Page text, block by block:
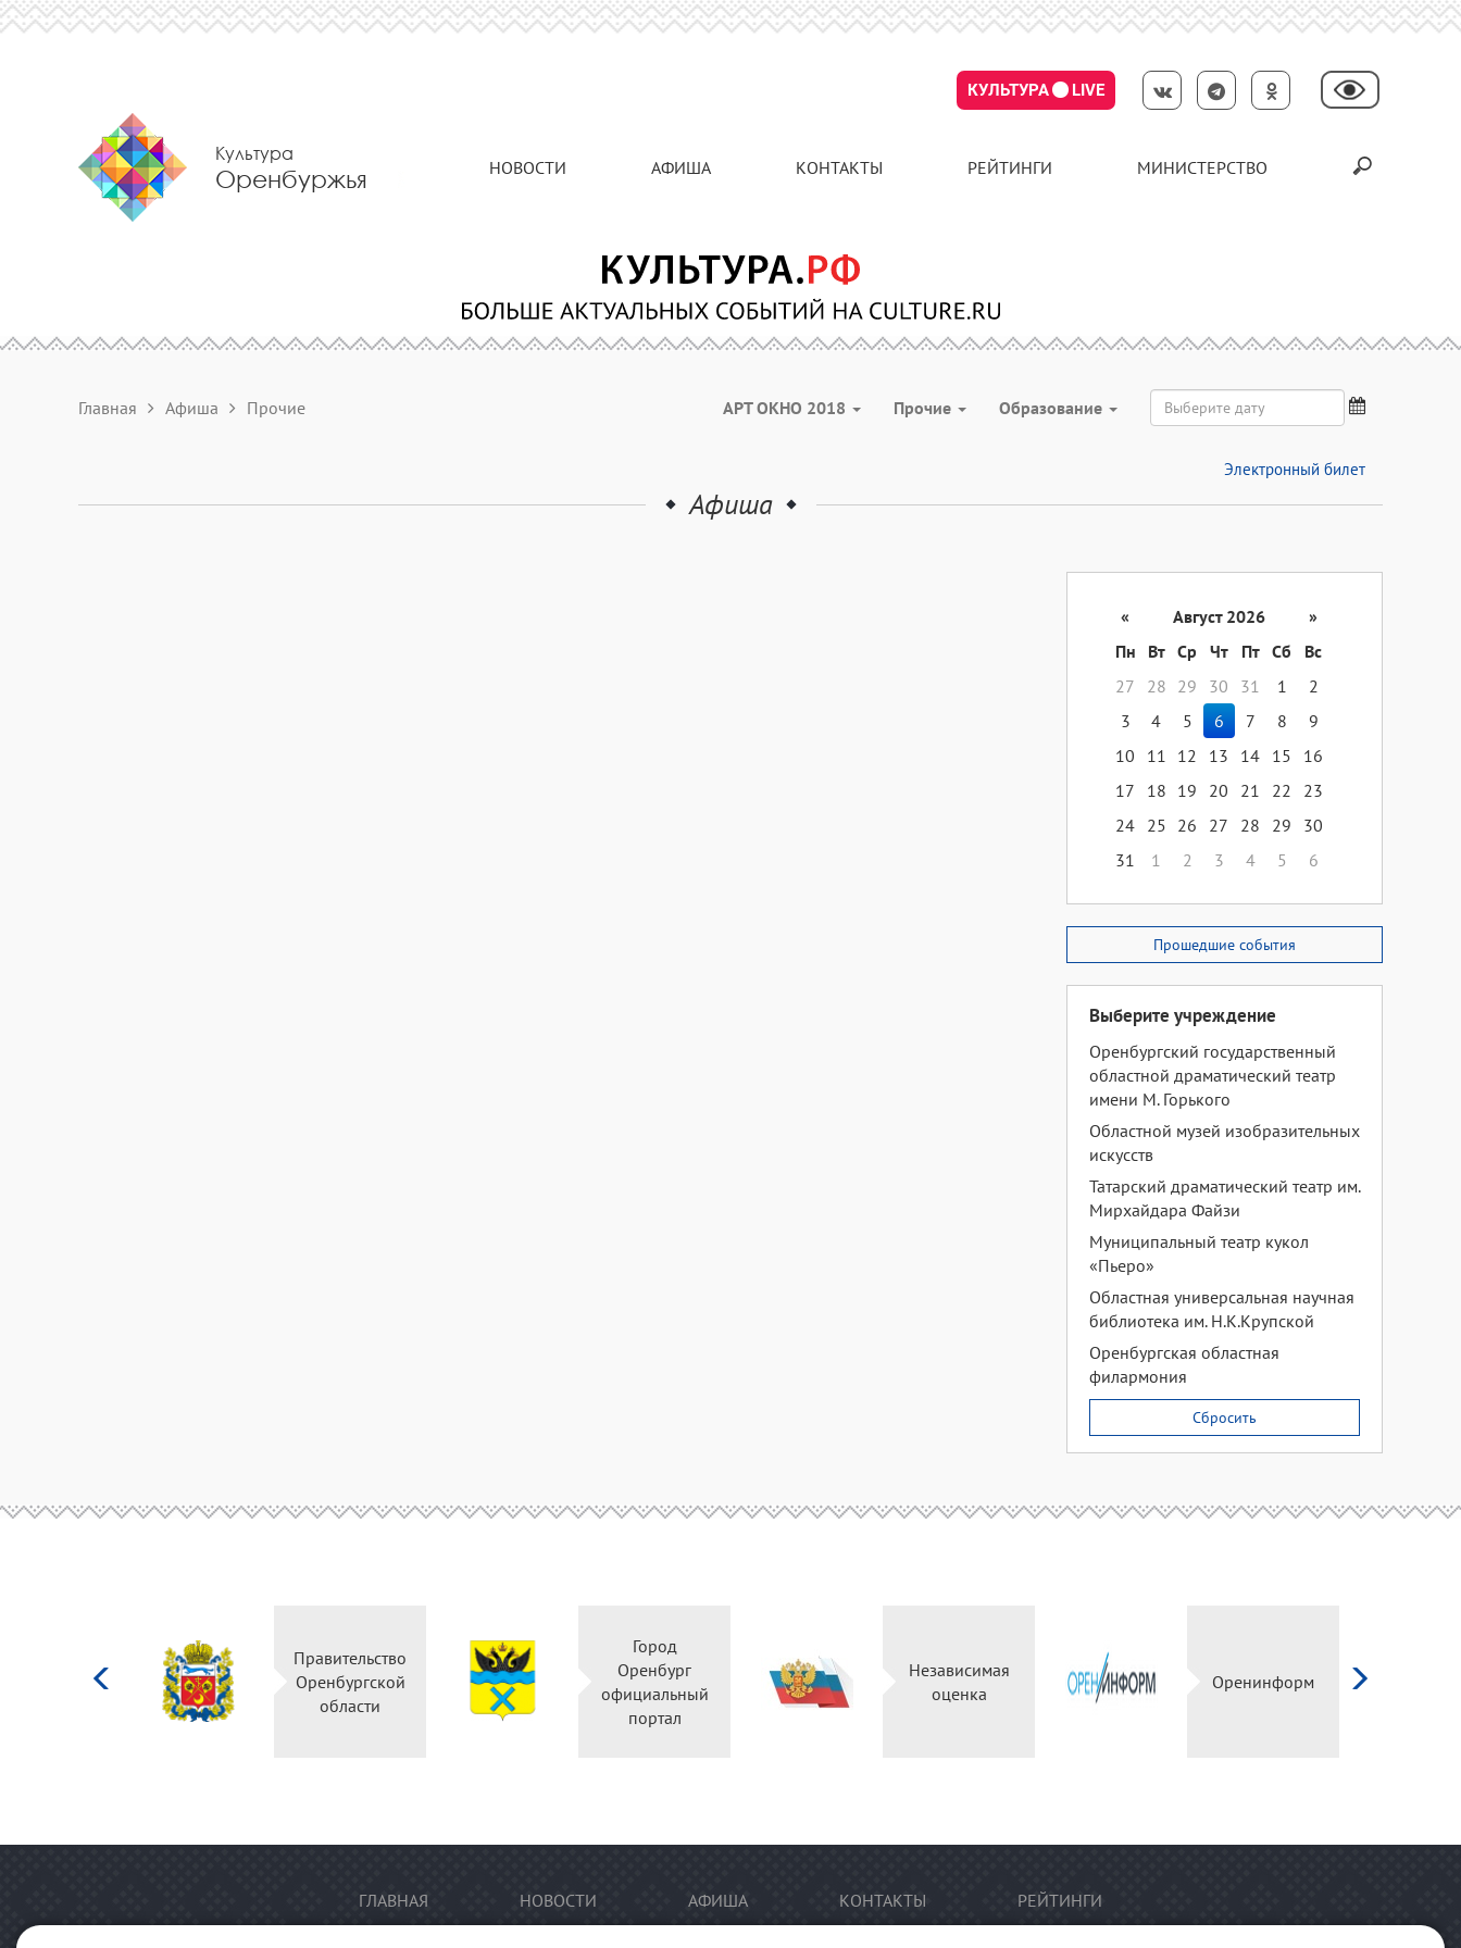
КУЛЬТУРА LIVE
Культура
Оренбуржья НОВОСТИ АФИША КОНТАКТЫ РЕЙТИНГИ МИНИСТЕРСТВО
Главная Афиша Прочие АРТ ОКНО 2018 Прочие Образование
Электронный билет
Афиша
« Август 2026
»
Пн
Вт Ср Чт Пт Сб
Вс
27
28 29 30 31 1
2
3
4 5 6 7 8
9
10
11 12 13 14 15
16
17
18 19 20 21 22
23
24 25 26 27 28 29
30
31
1 2 3 4 5 6
Прошедшие события
Выберите учреждение
Оренбургский государственный
областной драматический театр
имени М. Горького
Областной музей изобразительных
искусств
Татарский драматический театр им.
Мирхайдара Файзи
Муниципальный театр кукол
«Пьеро»
Областная универсальная научная
библиотека им. Н.К.Крупской
Оренбургская областная
филармония
Сбросить
Правительство
Оренбургской
области
Город
Оренбург
официальный
портал
Независимая
оценка
Оренинформ
ГЛАВНАЯ НОВОСТИ АФИША КОНТАКТЫ РЕЙТИНГИ